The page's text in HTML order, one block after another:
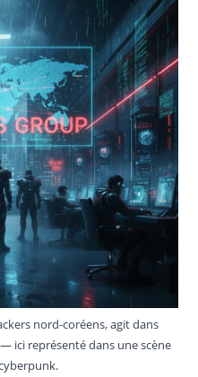
nord-coréens, agit dans
ici représenté dans une scène